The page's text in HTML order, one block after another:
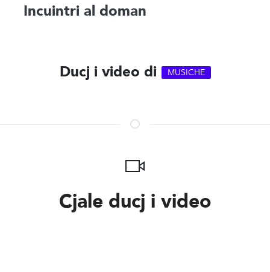
Incuintri al doman
Ducj i video di MUSICHE
Cjale ducj i video